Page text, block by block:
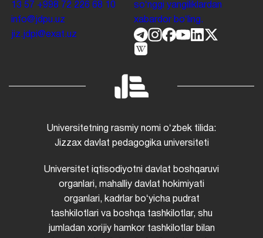
13 57 +998 72 226 68 10
info@jdpu.uz
jiz.jdpi@exat.uz
soʻnggi yangiliklardan
xabardor boʻling.
Universitetning rasmiy nomi oʻzbek tilida:
Jizzax davlat pedagogika universiteti
Universitet iqtisodiyotni davlat boshqaruvi
organlari, mahalliy davlat hokimiyati
organlari, kadrlar boʻyicha pudrat
tashkilotlari va boshqa tashkilotlar, shu
jumladan xorijiy hamkor tashkilotlar bilan